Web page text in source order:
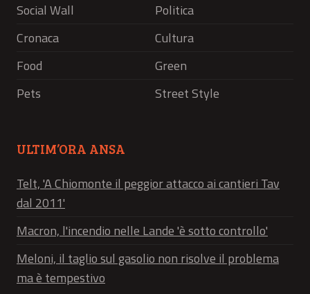
Social Wall
Politica
Cronaca
Cultura
Food
Green
Pets
Street Style
ULTIM’ORA ANSA
Telt, 'A Chiomonte il peggior attacco ai cantieri Tav
dal 2011'
Macron, l'incendio nelle Lande 'è sotto controllo'
Meloni, il taglio sul gasolio non risolve il problema
ma è tempestivo